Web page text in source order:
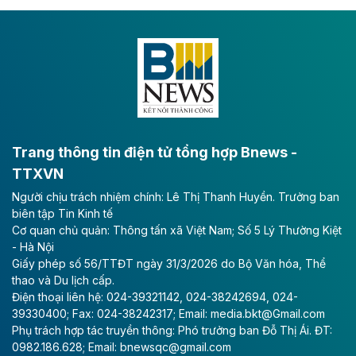
Keppel thoái toàn bộ vốn khỏi dự án
Empire City tại Thủ Thiêm
Tập đoàn Keppel (Singapore) bán toàn bộ 40% vốn
tại dự án Empire City với giá 270 triệu USD, chấm dứt
dự án.
Theo vnexpress.net
TP HCM cho phép chuyển mục đích sử
dụng gần 6.500 m2 đất làm khu nghỉ
dưỡng
UBND TP HCM cho phép Công ty Cổ phần Thủy Tiên
Bà Rịa - Vũng Tàu chuyển mục đích sử dụng gần
6.500 m2 đất tại phường Rạch Dừa để làm dự án Khu
khách sạn nghỉ dưỡng Đại Dương.
Trang thông tin điện tử tổng hợp Bnews -
TTXVN
Người chịu trách nhiệm chính: Lê Thị Thanh Huyền. Trưởng ban
biên tập Tin Kinh tế
Cơ quan chủ quản: Thông tấn xã Việt Nam; Số 5 Lý Thường Kiệt
- Hà Nội
Giấy phép số 56/TTĐT ngày 31/3/2026 do Bộ Văn hóa, Thể
thao và Du lịch cấp.
Điện thoại liên hệ: 024-39321142, 024-38242694, 024-
39330400; Fax: 024-38242317; Email: media.bkt@Gmail.com
Phụ trách hợp tác truyền thông: Phó trưởng ban Đỗ Thị Ái. ĐT:
0982.186.628; Email: bnewsqc@gmail.com